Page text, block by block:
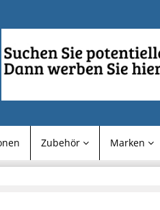
Zubehör Marken